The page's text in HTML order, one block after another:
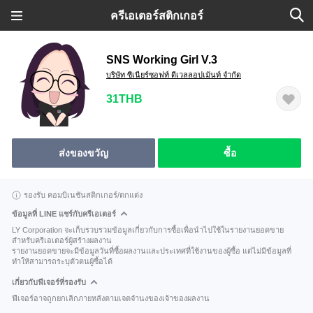
ครีเอเตอร์สติกเกอร์
SNS Working Girl V.3
บริษัท ซีเนียร์ซอฟท์ ดีเวลลอปเม้นท์ จำกัด
31THB
ส่งของขวัญ ซื้อ
รองรับ คอมบิเนชันสติกเกอร์/ตกแต่ง
ข้อมูลที่ LINE แชร์กับครีเอเตอร์
LY Corporation จะเก็บรวบรวมข้อมูลเกี่ยวกับการซื้อเพื่อนำไปใช้ในรายงานยอดขาย
สำหรับครีเอเตอร์ผู้สร้างผลงาน
รายงานยอดขายจะมีข้อมูลวันที่ซื้อผลงานและประเทศที่ใช้งานของผู้ซื้อ แต่ไม่มีข้อมูลที่
ทำให้สามารถระบุตัวตนผู้ซื้อได้
เกี่ยวกับฟีเจอร์ที่รองรับ
ฟีเจอร์อาจถูกยกเลิกภายหลังตามเจตจำนงของเจ้าของผลงาน